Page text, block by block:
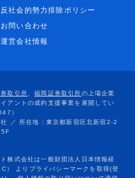
反社会的勢力排除ポリシー
お問い合わせ
運営会社情報